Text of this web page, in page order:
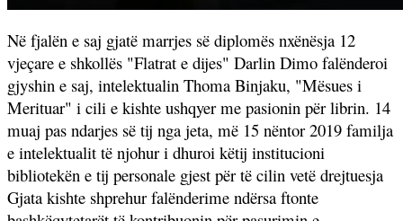
Në fjalën e saj gjatë marrjes së diplomës nxënësja 12
vjeçare e shkollës "Flatrat e dijes" Darlin Dimo falënderoi
gjyshin e saj, intelektualin Thoma Binjaku, "Mësues i
Merituar" i cili e kishte ushqyer me pasionin për librin. 14
muaj pas ndarjes së tij nga jeta, më 15 nëntor 2019 familja
e intelektualit të njohur i dhuroi këtij institucioni
bibliotekën e tij personale gjest për të cilin vetë drejtuesja
Gjata kishte shprehur falënderime ndërsa ftonte